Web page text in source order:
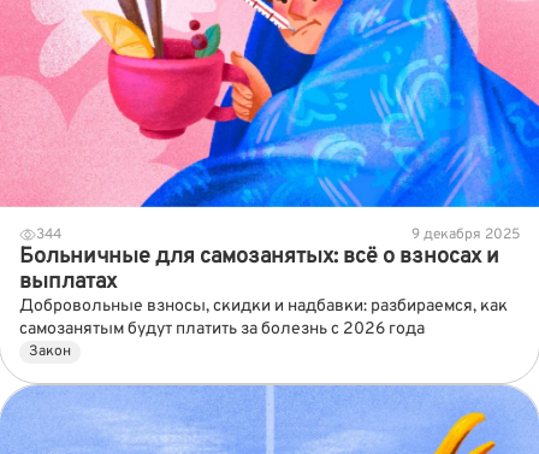
344 9 декабря 2025
Больничные для самозанятых: всё о взносах и
выплатах
Добровольные взносы, скидки и надбавки: разбираемся, как
самозанятым будут платить за болезнь с 2026 года
Закон